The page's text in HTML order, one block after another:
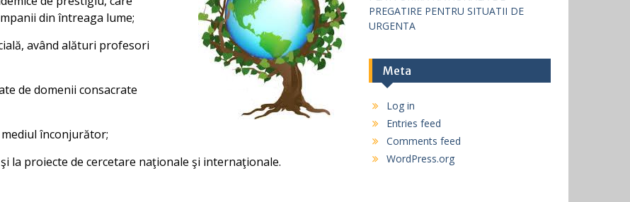
din întreaga lume;
având alături profesori
de domenii consacrate
înconjurător;
la proiecte de cercetare naţionale şi internaţionale.
PREGATIRE PENTRU SITUATII DE
URGENTA
Meta
Log in
Entries feed
Comments feed
WordPress.org